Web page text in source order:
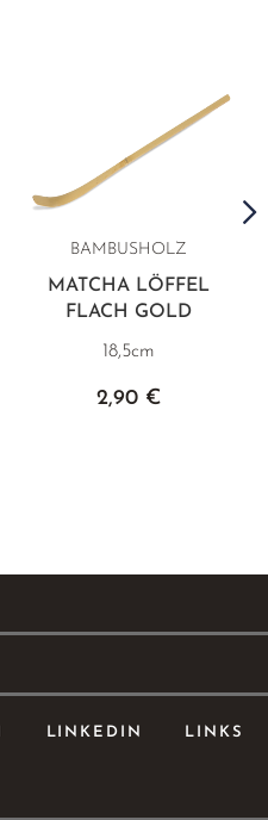
BAMBUSHOLZ
MATCHA LÖFFEL
FLACH GOLD
18,5cm
2,90 €
LINKEDIN LINKS